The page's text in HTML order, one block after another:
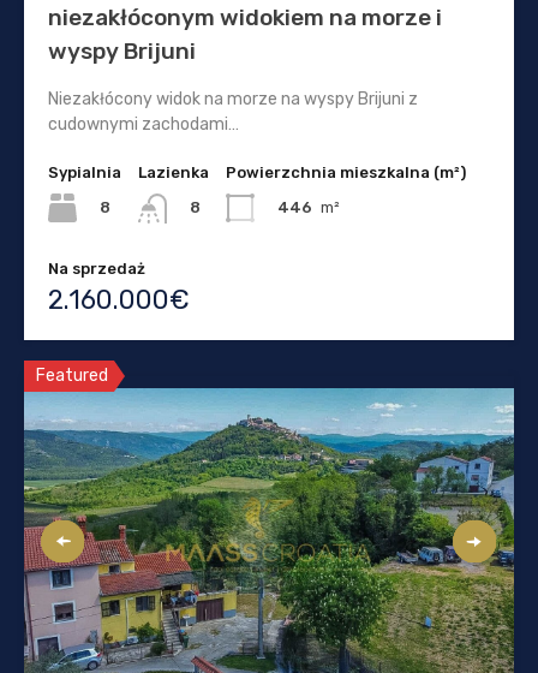
niezakłóconym widokiem na morze i
wyspy Brijuni
Niezakłócony widok na morze na wyspy Brijuni z
cudownymi zachodami…
Sypialnia
8
Lazienka
8
Powierzchnia mieszkalna (m²)
446 m²
Na sprzedaż
2.160.000€
Featured